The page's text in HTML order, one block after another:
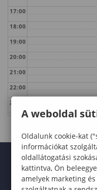
17:00
18:00
19:00
20:00
21:00
22:00
23:00
A weboldal
Oldalunk cookie-kat
információkat
oldallátogatási
kattintva, Ön
amelyek marketing